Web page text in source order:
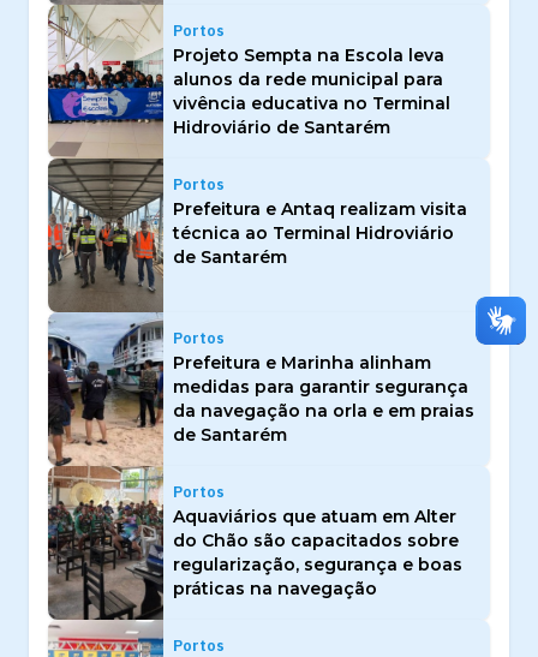
Portos
Projeto Sempta na Escola leva
alunos da rede municipal para
vivência educativa no Terminal
Hidroviário de Santarém
Portos
Prefeitura e Antaq realizam visita
técnica ao Terminal Hidroviário
de Santarém
Portos
Prefeitura e Marinha alinham
medidas para garantir segurança
da navegação na orla e em praias
de Santarém
Portos
Aquaviários que atuam em Alter
do Chão são capacitados sobre
regularização, segurança e boas
práticas na navegação
Portos